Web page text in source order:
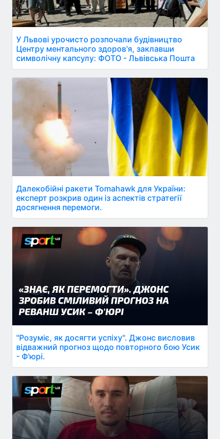
У Львові урочисто розпочали будівництво
Центру ментального здоров'я, заклавши
символічну капсулу: ФОТО - Львівська Пошта
Далекобійні ракети Tomahawk для України:
експерт розкрив один із аспектів стратегії
досягнення перемоги.
"Розуміє, як досягти успіху". Джонс висловив
відважний прогноз щодо повторного бою Усик
- Ф'юрі.